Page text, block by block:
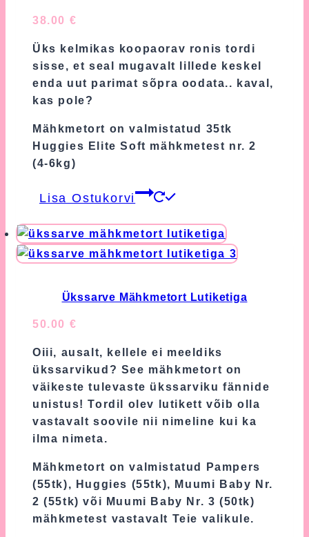
38.00 €
Üks kelmikas koopaorav ronis tordi
sisse, et seal mugavalt lillede keskel
enda uut parimat sõpra oodata.. kaval,
kas pole?
Mähkmetort on valmistatud 35tk
Huggies Elite Soft mähkmetest nr. 2
(4-6kg)
Lisa Ostukorvi
Ükssarve Mähkmetort Lutiketiga
50.00 €
Oiii, ausalt, kellele ei meeldiks
ükssarvikud? See mähkmetort on
väikeste tulevaste ükssarviku fännide
unistus! Tordil olev lutikett võib olla
vastavalt soovile nii nimeline kui ka
ilma nimeta.
Mähkmetort on valmistatud Pampers
(55tk), Huggies (55tk), Muumi Baby Nr.
2 (55tk) või Muumi Baby Nr. 3 (50tk)
mähkmetest vastavalt Teie valikule.